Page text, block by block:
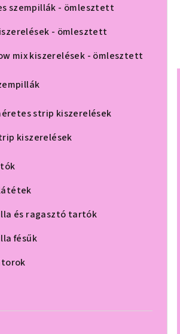
szempillák - ömlesztett
- ömlesztett
mix kiszerelések - ömlesztett
strip kiszerelések
kiszerelések
és ragasztó tartók
fésűk